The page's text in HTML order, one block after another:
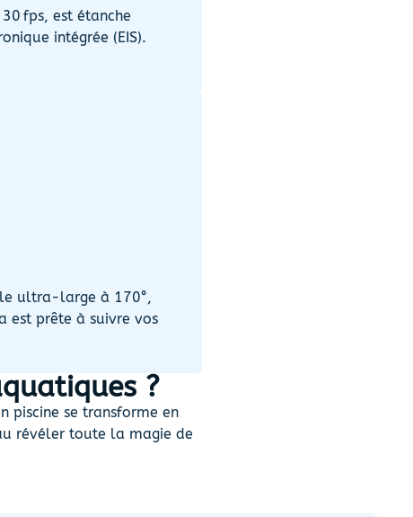
fps, est étanche
intégrée (EIS).
ultra-large à 170°,
est prête à suivre vos
?
piscine se transforme en
révéler toute la magie de